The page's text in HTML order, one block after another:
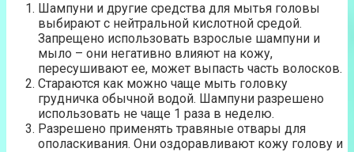
Шампуни и другие средства для мытья головы
выбирают с нейтральной кислотной средой.
Запрещено использовать взрослые шампуни и
мыло – они негативно влияют на кожу,
пересушивают ее, может выпасть часть волосков.
Стараются как можно чаще мыть головку
грудничка обычной водой. Шампуни разрешено
использовать не чаще 1 раза в неделю.
Разрешено применять травяные отвары для
ополаскивания. Они оздоравливают кожу голову и